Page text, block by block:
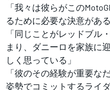
「我々は彼らがこの
るために必要な決意があ
「同じことがレッドブル
まり、ダニーロを家族に
しく思っている」
「彼のその経験が重要な
姿勢でコミットするライ